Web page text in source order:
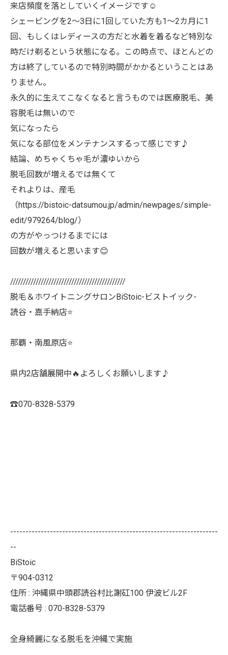
来店頻度を落としていくイメージです☺️
シェービングを2～3日に1回していた方も1～2カ月に1
回、もしくはレディースの方だと水着を着るなど特別な
時だけ剃るという状態になる。この時点で、ほとんどの
方は終了しているので特別時間がかかるということはあ
りません。
永久的に生えてこなくなると言うものでは医療脱毛、美
容脱毛は無いので
気になったら
気になる部位をメンテナンスするって感じです♪
結論、めちゃくちゃ毛が濃ゆいから
脱毛回数が増えるでは無くて
それよりは、産毛
（https://bistoic-datsumou.jp/admin/newpages/simple-
edit/979264/blog/）
の方がやっつけるまでには
回数が増えると思います😊
/////////////////////////////////////////////
脱毛＆ホワイトニングサロンBiStoic-ビストイック-
読谷・嘉手納店⭐️
那覇・南風原店⭐️
県内2店舗展開中🔥よろしくお願いします♪
☎️070-8328-5379
--------------------------------------------------------------------
--
BiStoic
〒904-0312
住所 : 沖縄県中頭郡読谷村比謝矼100 伊波ビル2F
電話番号 : 070-8328-5379
全身綺麗になる脱毛を沖縄で実施